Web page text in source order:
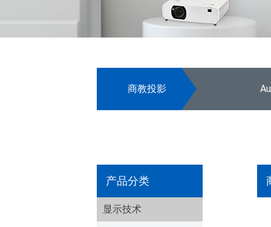
商教投影
产品分类
显示技术